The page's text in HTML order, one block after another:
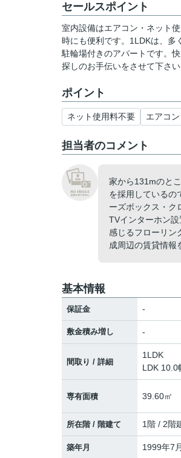
セールスポイント
室内設備はエアコン・ネット
時にも便利です。1LDKは、多
駐輪場付きのアパートです。
探しのお手伝いをさせて下さい
ポイント
ネット使用料不要 エアコン
担当者のコメント
家から131mのと
を採用しているの
ーズボックス・ク
TVインターホン
感じるフローリン
成周辺の賃貸情報
基本情報
保証金 -
敷金積み増し -
間取り / 詳細
1LDK
LDK 10.0
専有面積 39.60㎡
所在階 / 階建て 1階 / 2階
築年月 1999年7